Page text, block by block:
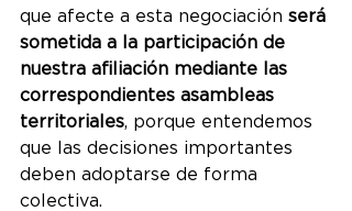
que afecte a esta negociación será
sometida a la participación de
nuestra afiliación mediante las
correspondientes asambleas
territoriales, porque entendemos
que las decisiones importantes
deben adoptarse de forma
colectiva.